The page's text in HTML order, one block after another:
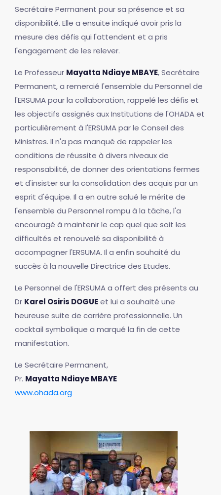
Secrétaire Permanent pour sa présence et sa
disponibilité. Elle a ensuite indiqué avoir pris la
mesure des défis qui l'attendent et a pris
l'engagement de les relever.
Le Professeur Mayatta Ndiaye MBAYE, Secrétaire
Permanent, a remercié l'ensemble du Personnel de
l'ERSUMA pour la collaboration, rappelé les défis et
les objectifs assignés aux Institutions de l'OHADA et
particulièrement à l'ERSUMA par le Conseil des
Ministres. Il n'a pas manqué de rappeler les
conditions de réussite à divers niveaux de
responsabilité, de donner des orientations fermes
et d'insister sur la consolidation des acquis par un
esprit d'équipe. Il a en outre salué le mérite de
l'ensemble du Personnel rompu à la tâche, l'a
encouragé à maintenir le cap quel que soit les
difficultés et renouvelé sa disponibilité à
accompagner l'ERSUMA. Il a enfin souhaité du
succès à la nouvelle Directrice des Etudes.
Le Personnel de l'ERSUMA a offert des présents au
Dr Karel Osiris DOGUEet lui a souhaité une
heureuse suite de carrière professionnelle. Un
cocktail symbolique a marqué la fin de cette
manifestation.
Le Secrétaire Permanent,
Pr. Mayatta Ndiaye MBAYE
www.ohada.org